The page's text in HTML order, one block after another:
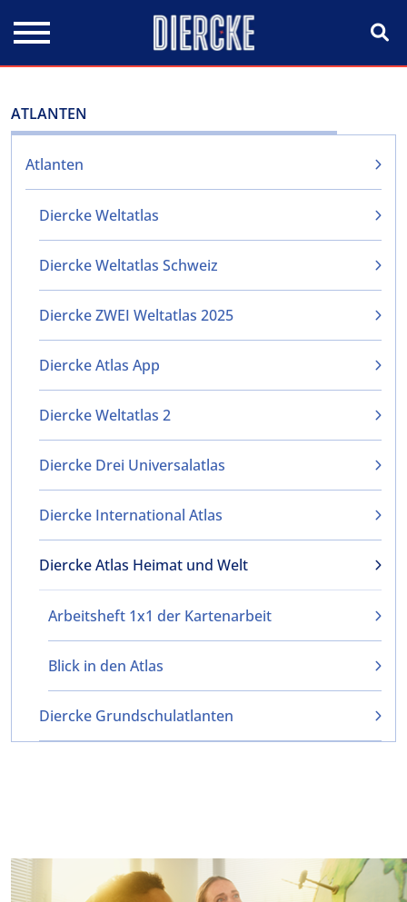
ATLANTEN
Atlanten
Diercke Weltatlas
Diercke Weltatlas Schweiz
Diercke ZWEI Weltatlas 2025
Diercke Atlas App
Diercke Weltatlas 2
Diercke Drei Universalatlas
Diercke International Atlas
Diercke Atlas Heimat und Welt
Arbeitsheft 1x1 der Kartenarbeit
Blick in den Atlas
Diercke Grundschulatlanten